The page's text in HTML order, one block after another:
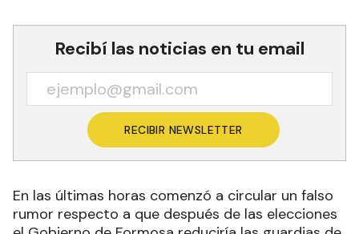
Recibí las noticias en tu email
RECIBIR NEWSLETTER
En las últimas horas comenzó a circular un falso
rumor respecto a que después de las elecciones